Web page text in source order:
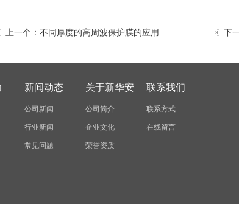
上一个： 不同厚度的高周波保护膜的应用 下
新闻动态
公司新闻
行业新闻
常见问题
关于新华安
公司简介
企业文化
荣誉资质
联系我们
联系方式
在线留言